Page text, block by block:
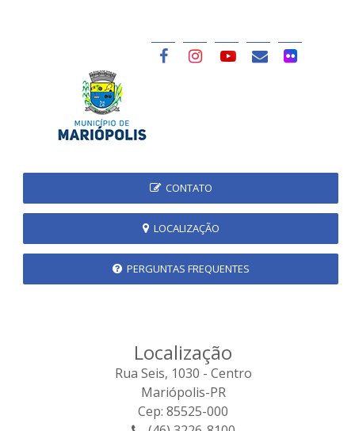
CONTATO
LOCALIZAÇÃO
PERGUNTAS FREQUENTES
Localização
Rua Seis, 1030 - Centro
Mariópolis-PR
Cep: 85525-000